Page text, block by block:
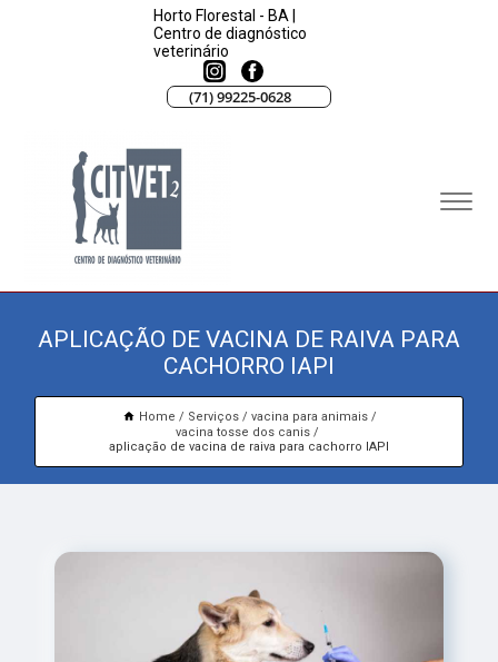
Horto Florestal - BA |
Centro de diagnóstico
veterinário
(71) 99225-0628
APLICAÇÃO DE VACINA DE RAIVA PARA
CACHORRO IAPI
Home Serviços
vacina para animais
vacina tosse dos canis
aplicação de vacina de raiva para cachorro IAPI